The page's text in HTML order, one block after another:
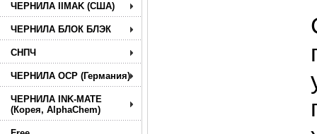
ЧЕРНИЛА IIMAK (США)
ЧЕРНИЛА БЛОК БЛЭК
СНПЧ
ЧЕРНИЛА OCP (Германия)
ЧЕРНИЛА INK-MATE
(Корея, AlphaChem)